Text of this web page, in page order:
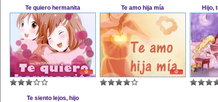
Te quiero hermanita Te amo hija mía Hijo,
Te siento lejos, hijo